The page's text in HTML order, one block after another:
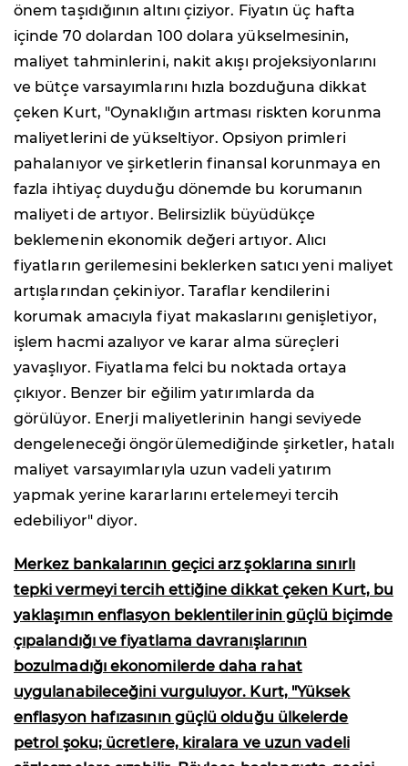
önem taşıdığının altını çiziyor. Fiyatın üç hafta
içinde 70 dolardan 100 dolara yükselmesinin,
maliyet tahminlerini, nakit akışı projeksiyonlarını
ve bütçe varsayımlarını hızla bozduğuna dikkat
çeken Kurt, "Oynaklığın artması riskten korunma
maliyetlerini de yükseltiyor. Opsiyon primleri
pahalanıyor ve şirketlerin finansal korunmaya en
fazla ihtiyaç duyduğu dönemde bu korumanın
maliyeti de artıyor. Belirsizlik büyüdükçe
beklemenin ekonomik değeri artıyor. Alıcı
fiyatların gerilemesini beklerken satıcı yeni maliyet
artışlarından çekiniyor. Taraflar kendilerini
korumak amacıyla fiyat makaslarını genişletiyor,
işlem hacmi azalıyor ve karar alma süreçleri
yavaşlıyor. Fiyatlama felci bu noktada ortaya
çıkıyor. Benzer bir eğilim yatırımlarda da
görülüyor. Enerji maliyetlerinin hangi seviyede
dengeleneceği öngörülemediğinde şirketler, hatalı
maliyet varsayımlarıyla uzun vadeli yatırım
yapmak yerine kararlarını ertelemeyi tercih
edebiliyor" diyor.
Merkez bankalarının geçici arz şoklarına sınırlı
tepki vermeyi tercih ettiğine dikkat çeken Kurt, bu
yaklaşımın enflasyon beklentilerinin güçlü biçimde
çıpalandığı ve fiyatlama davranışlarının
bozulmadığı ekonomilerde daha rahat
uygulanabileceğini vurguluyor. Kurt, "Yüksek
enflasyon hafızasının güçlü olduğu ülkelerde
petrol şoku; ücretlere, kiralara ve uzun vadeli